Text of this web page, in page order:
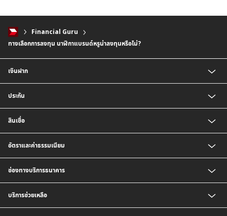
Financial Guru
ทางเลือกการลงทุน นาฬิกาแบรนด์หรูน่าลงทุนหรือไม่?
เงินฝาก
บัญชีเงินฝากประจำ
บัญชีเงินฝากกระแสรายวัน
บัญชีเงินฝากเงินตราต่างประเทศ
ตารางเปรียบเทียบผลิตภัณฑ์
ประกัน
ประกันวินาศภัย
สินเชื่อ
สินเชื่อบ้าน
สินเชื่อบ้านแลกเงินและสินเชื่ออเนกประสงค์
อัตราและค่าธรรมเนียม
อัตราดอกเบี้ยเงินฝาก
อัตราดอกเบี้ยเงินฝากลูกค้าสถาบัน
อัตราดอกเบี้ยบัญชีเงินฝากเงินตราต่างประเทศ
อัตราดอกเบี้ยเงินกู้
ช่องทางบริการธนาคาร
CIMB THAI Connect
บริการแจ้งเตือนผ่าน SMS
บริการช่วยเหลือ